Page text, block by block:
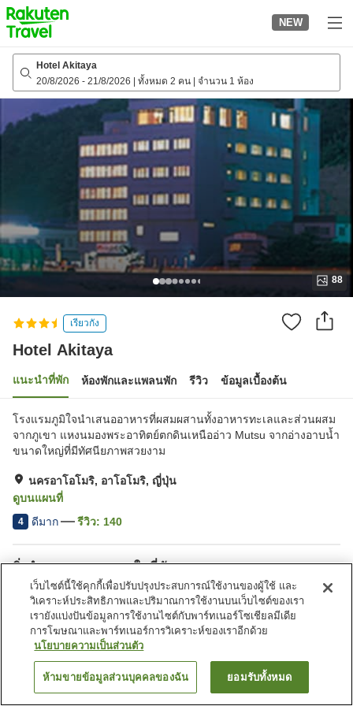
to
top
page
NEW
Hotel Akitaya
20/8/2026 - 21/8/2026 ทั้งหมด 2 คน จำนวน 1 ห้อง
88
เรียวกัง
Hotel Akitaya
แนะนำที่พัก ห้องพักและแพลนพัก รีวิว ข้อมูลเบื้องต้น
โรงแรมภูมิใจนำเสนออาหารที่ผสมผสานทั้งอาหารทะเลและส่วนผสม
จากภูเขา แหงนมองพระอาทิตย์ตกดินเหนืออ่าว Mutsu จากอ่างอาบน้ำ
ขนาดใหญ่ที่มีทัศนียภาพสวยงาม
นครอาโอโมริ, อาโอโมริ, ญี่ปุ่น
ดูบนแผนที่
4 ดีมาก รีวิว: 140
สิ่งอำนวยความสะดวกในที่พัก
Wi-Fi
เดินห้านาทีถึงสถานี
เลานจ์
มีพื้นที่สำหรับสูบบุหรี่
หน้าแรก ญี่ปุ่น อาโอโมริ
ค้นหาห้องพัก
เว็บไซต์นี้ใช้คุกกี้เพื่อปรับปรุงประสบการณ์ใช้งานของผู้ใช้ และ
วิเคราะห์ประสิทธิภาพและปริมาณการใช้งานบนเว็บไซต์ของเรา
เรายังแบ่งปันข้อมูลการใช้งานไซต์กับพาร์ทเนอร์โซเชียลมีเดีย
การโฆษณาและพาร์ทเนอร์การวิเคราะห์ของเราอีกด้วย
นโยบายความเป็นส่วนตัว
ห้ามขายข้อมูลส่วนบุคคลของฉัน ยอมรับทั้งหมด